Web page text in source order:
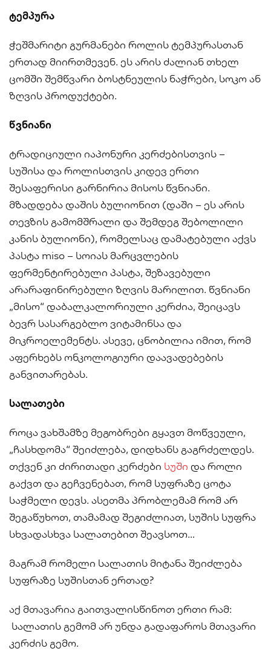
ტემპურა
ჭეშმარიტი გურმანები როლის ტემპურასთან
ერთად მიირთმევენ. ეს არის ძალიან თხელ
ცომში შემწვარი ბოსტნეულის ნაჭრები, სოკო ან
ზღვის პროდუქტები.
წვნიანი
ტრადიციული იაპონური კერძებისთვის –
სუშისა და როლისთვის კიდევ ერთი
შესაფერისი გარნირია მისოს წვნიანი.
მზადდება დაშის ბულიონით (დაში – ეს არის
თევზის გამომშრალი და შემდეგ შებოლილი
კანის ბულიონი), რომელსაც დამატებული აქვს
პასტა miso – სოიას მარცვლების
ფერმენტირებული პასტა, შეზავებული
არარაფინირებული ზღვის მარილით. წვნიანი
„მისო“ დაბალკალორიული კერძია, შეიცავს
ბევრ სასარგებლო ვიტამინსა და
მიკროელემენტს. ასევე, ცნობილია იმით, რომ
აფერხებს ონკოლოგიური დაავადებების
განვითარებას.
სალათები
როცა ვახშამზე მეგობრები გყავთ მოწვეული,
„ჩასხდომა“ შეიძლება, დიდხანს გაგრძელდეს.
თქვენ კი ძირითადი კერძები სუში და როლი
გაქვთ და გეჩვენებათ, რომ სუფრაზე ცოტა
საჭმელი დევს. ასეთმა პრობლემამ რომ არ
შეგაწუხოთ, თამამად შეგიძლიათ, სუშის სუფრა
სხვადასხვა სალათებით შეავსოთ…
მაგრამ რომელი სალათის მიტანა შეიძლება
სუფრაზე სუშისთან ერთად?
აქ მთავარია გაითვალისწინოთ ერთი რამ:
სალათის გემომ არ უნდა გადაფაროს მთავარი
კერძის გემო.